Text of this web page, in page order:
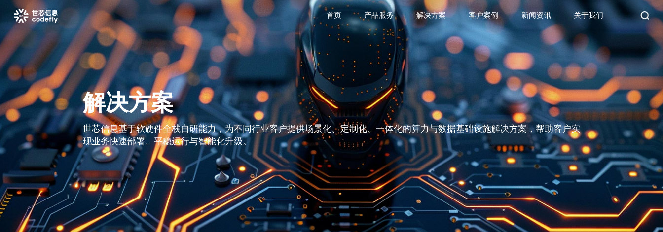
首页 产品服务 解决方案 客户案例 新闻资讯 关于我们
解决方案
世芯信息基于软硬件全栈自研能力，为不同行业客户提供场景化、定制化、一体化的算力与数据基础设施解决方案，帮助客户实
现业务快速部署、平稳运行与智能化升级。